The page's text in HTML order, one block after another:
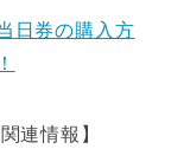
日券の購入方
連情報】